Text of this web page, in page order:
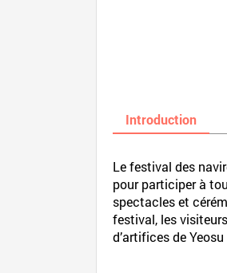
Introduction
Le festival des
pour participer à
spectacles et
festival, les
d’artifices de